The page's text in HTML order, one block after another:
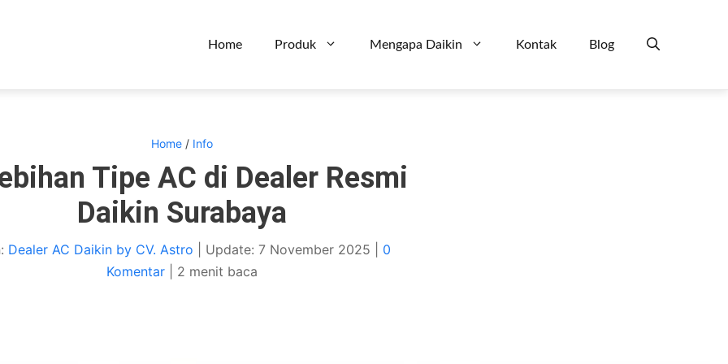
Home Produk Mengapa Daikin Kontak Blog
Home / Info
Tipe AC di Dealer Resmi
Daikin Surabaya
Dealer AC Daikin by CV. Astro Update: 7 November 2025
0
Komentar
2 menit baca